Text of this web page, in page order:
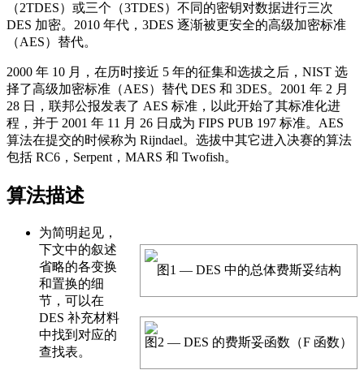
（2TDES）或三个（3TDES）不同的密钥对数据进行三次
DES 加密。2010 年代，3DES 逐渐被更安全的高级加密标准
（AES）替代。
2000 年 10 月，在历时接近 5 年的征集和选拔之后，NIST 选
择了高级加密标准（AES）替代 DES 和 3DES。2001 年 2 月
28 日，联邦公报发表了 AES 标准，以此开始了其标准化进
程，并于 2001 年 11 月 26 日成为 FIPS PUB 197 标准。AES
算法在提交的时候称为 Rijndael。选拔中其它进入决赛的算法
包括 RC6，Serpent，MARS 和 Twofish。
算法描述
图1 — DES 中的总体费斯妥结构
图2 — DES 的费斯妥函数（F 函数）
为简明起见，
下文中的叙述
省略的各变换
和置换的细
节，可以在
DES 补充材料
中找到对应的
查找表。